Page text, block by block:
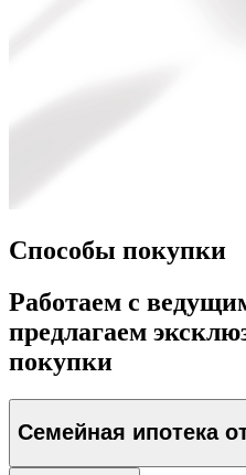
Способы покупки
Работаем с
предлагаем
покупки
Семейная ипотека